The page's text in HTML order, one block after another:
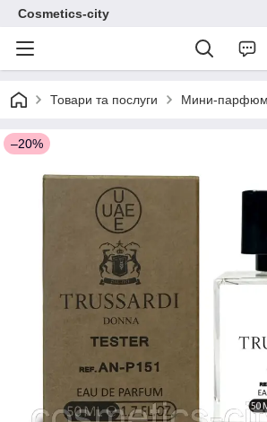
Cosmetics-city
Товари та послуги Мини-
–20%